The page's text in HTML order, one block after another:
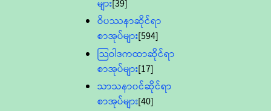
များ[39]
ဝိပဿနာဆိုင်ရာ
စာအုပ်များ[594]
သြဝါဒကထာဆိုင်ရာ
စာအုပ်များ[17]
သာသနာ၀င်ဆိုင်ရာ
စာအုပ်များ[40]